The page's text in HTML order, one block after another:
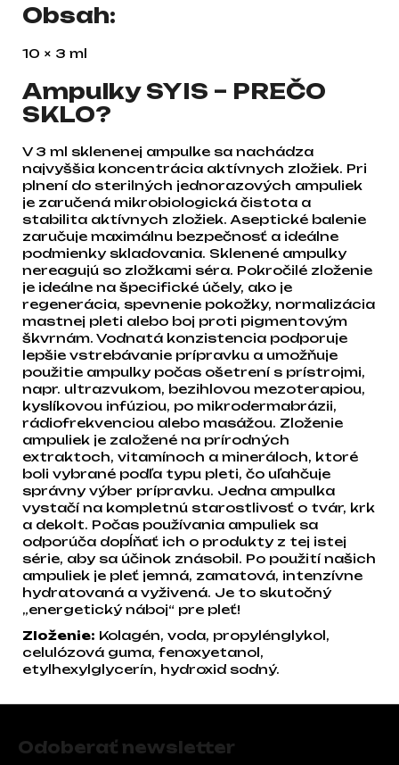
Obsah:
10 × 3 ml
Ampulky SYIS – PREČO
SKLO?
V 3 ml sklenenej ampulke sa nachádza
najvyššia koncentrácia aktívnych zložiek. Pri
plnení do sterilných jednorazových ampuliek
je zaručená mikrobiologická čistota a
stabilita aktívnych zložiek. Aseptické balenie
zaručuje maximálnu bezpečnosť a ideálne
podmienky skladovania. Sklenené ampulky
nereagujú so zložkami séra. Pokročilé zloženie
je ideálne na špecifické účely, ako je
regenerácia, spevnenie pokožky, normalizácia
mastnej pleti alebo boj proti pigmentovým
škvrnám. Vodnatá konzistencia podporuje
lepšie vstrebávanie prípravku a umožňuje
použitie ampulky počas ošetrení s prístrojmi,
napr. ultrazvukom, bezihlovou mezoterapiou,
kyslíkovou infúziou, po mikrodermabrázii,
rádiofrekvenciou alebo masážou. Zloženie
ampuliek je založené na prírodných
extraktoch, vitamínoch a mineráloch, ktoré
boli vybrané podľa typu pleti, čo uľahčuje
správny výber prípravku. Jedna ampulka
vystačí na kompletnú starostlivosť o tvár, krk
a dekolt. Počas používania ampuliek sa
odporúča dopĺňať ich o produkty z tej istej
série, aby sa účinok znásobil. Po použití našich
ampuliek je pleť jemná, zamatová, intenzívne
hydratovaná a vyživená. Je to skutočný
„energetický náboj“ pre pleť!
Zloženie: Kolagén, voda, propylénglykol,
celulózová guma, fenoxyetanol,
etylhexylglycerín, hydroxid sodný.
Odoberať newsletter